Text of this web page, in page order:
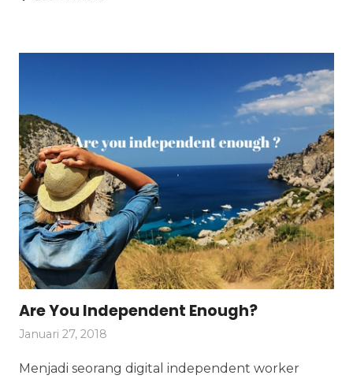
Are You Independent Enough?
Januari 27, 2018
Menjadi seorang digital independent worker